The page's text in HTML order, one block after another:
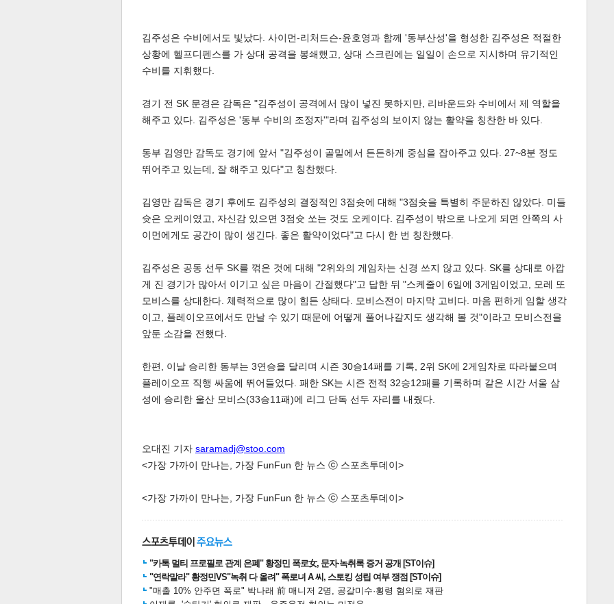
공유 유 로그 게 소
김주성은 수비에서도 빛났다. 사이먼-리처드슨-윤호영과 함께 '동부산성'을 형성한 김주성은 적절한
상황에 헬프디펜스를 가 상대 공격을 봉쇄했고, 상대 스크린에는 일일이 손으로 지시하며 유기적인
수비를 지휘했다.
경기 전 SK 문경은 감독은 "김주성이 공격에서 많이 넣진 못하지만, 리바운드와 수비에서 제 역할을
해주고 있다. 김주성은 '동부 수비의 조정자'"라며 김주성의 보이지 않는 활약을 칭찬한 바 있다.
동부 김영만 감독도 경기에 앞서 "김주성이 골밑에서 든든하게 중심을 잡아주고 있다. 27~8분 정도
뛰어주고 있는데, 잘 해주고 있다"고 칭찬했다.
김영만 감독은 경기 후에도 김주성의 결정적인 3점슛에 대해 "3점슛을 특별히 주문하진 않았다. 미들
슛은 오케이였고, 자신감 있으면 3점슛 쏘는 것도 오케이다. 김주성이 밖으로 나오게 되면 안쪽의 사
이먼에게도 공간이 많이 생긴다. 좋은 활약이었다"고 다시 한 번 칭찬했다.
김주성은 공동 선두 SK를 꺾은 것에 대해 "2위와의 게임차는 신경 쓰지 않고 있다. SK를 상대로 아깝
게 진 경기가 많아서 이기고 싶은 마음이 간절했다"고 답한 뒤 "스케줄이 6일에 3게임이었고, 모레 또
모비스를 상대한다. 체력적으로 많이 힘든 상태다. 모비스전이 마지막 고비다. 마음 편하게 임할 생각
이고, 플레이오프에서도 만날 수 있기 때문에 어떻게 풀어나갈지도 생각해 볼 것"이라고 모비스전을
앞둔 소감을 전했다.
한편, 이날 승리한 동부는 3연승을 달리며 시즌 30승14패를 기록, 2위 SK에 2게임차로 따라붙으며
플레이오프 직행 싸움에 뛰어들었다. 패한 SK는 시즌 전적 32승12패를 기록하며 같은 시간 서울 삼
성에 승리한 울산 모비스(33승11패)에 리그 단독 선두 자리를 내줬다.
오대진 기자 saramadj@stoo.com
<가장 가까이 만나는, 가장 FunFun 한 뉴스 ⓒ 스포츠투데이>
<가장 가까이 만나는, 가장 FunFun 한 뉴스 ⓒ 스포츠투데이>
"카톡 멀티 프로필로 관계 은폐" 황정민 폭로女, 문자·녹취록 증거 공개 [ST이슈]
"연락말라" 황정민VS"녹취 다 올려" 폭로녀 A 씨, 스토킹 성립 여부 쟁점 [ST이슈]
"매출 10% 안주면 폭로" 박나래 前 매니저 2명, 공갈미수·횡령 혐의로 재판